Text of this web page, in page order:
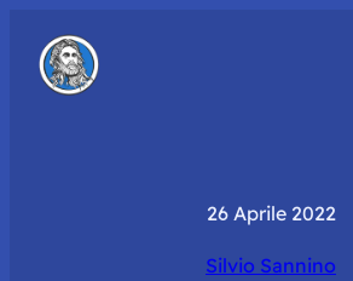
26 Aprile 2022
Silvio Sannino